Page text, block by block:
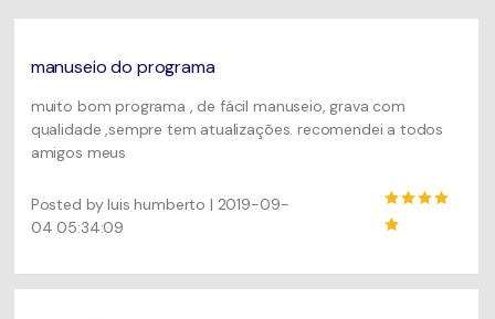
Usuários de DVD
Usuários de Mac
MAIS SOLUÇÕES
Todas as informações que você precisa para usar o
Vídeo Tutorial
Assista ao tutorial em vídeo para aprender como usar o
UniConverter.
Especificaciones Técnicas
Uma lista de todos os formatos, dispositivos e GPUs
Pesquisar
manuseio do programa
muito bom programa , de fácil manuseio, grava com
qualidade ,sempre tem atualizações. recomendei a todos
amigos meus
Posted by luis humberto | 2019-09-
04 05:34:09